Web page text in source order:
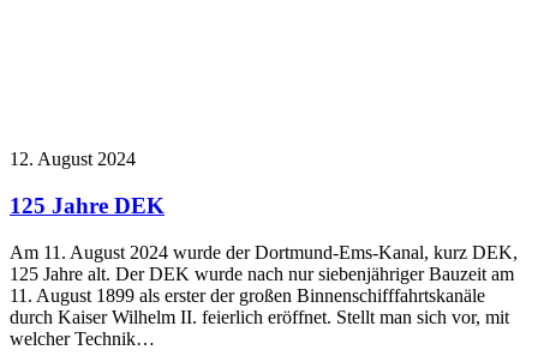
12. August 2024
125 Jahre DEK
Am 11. August 2024 wurde der Dortmund-Ems-Kanal, kurz DEK,
125 Jahre alt. Der DEK wurde nach nur siebenjähriger Bauzeit am
11. August 1899 als erster der großen Binnenschifffahrtskanäle
durch Kaiser Wilhelm II. feierlich eröffnet. Stellt man sich vor, mit
welcher Technik…